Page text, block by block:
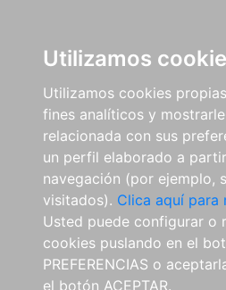
Utilizamos
Utilizamos cookies
fines analíticos y
relacionada con sus
un perfil elaborado a
navegación (por ejemplo,
visitados). Clica aquí para
Usted puede configurar o
cookies puslando en el
PREFERENCIAS o
el botón ACEPTAR.